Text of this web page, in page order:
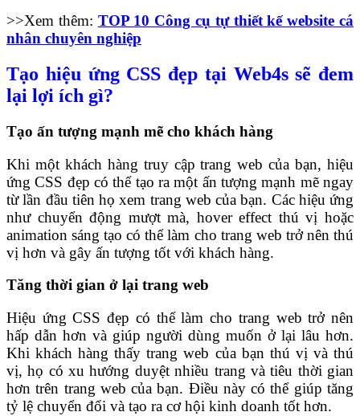
>>Xem thêm: TOP 10 Công cụ tự thiết kế website cá
nhân chuyên nghiệp
Tạo hiệu ứng CSS đẹp tại Web4s sẽ đem
lại lợi ích gì?
Tạo ấn tượng mạnh mẽ cho khách hàng
Khi một khách hàng truy cập trang web của bạn, hiệu
ứng CSS đẹp có thể tạo ra một ấn tượng mạnh mẽ ngay
từ lần đầu tiên họ xem trang web của bạn. Các hiệu ứng
như chuyển động mượt mà, hover effect thú vị hoặc
animation sáng tạo có thể làm cho trang web trở nên thú
vị hơn và gây ấn tượng tốt với khách hàng.
Tăng thời gian ở lại trang web
Hiệu ứng CSS đẹp có thể làm cho trang web trở nên
hấp dẫn hơn và giúp người dùng muốn ở lại lâu hơn.
Khi khách hàng thấy trang web của bạn thú vị và thú
vị, họ có xu hướng duyệt nhiều trang và tiêu thời gian
hơn trên trang web của bạn. Điều này có thể giúp tăng
tỷ lệ chuyển đổi và tạo ra cơ hội kinh doanh tốt hơn.